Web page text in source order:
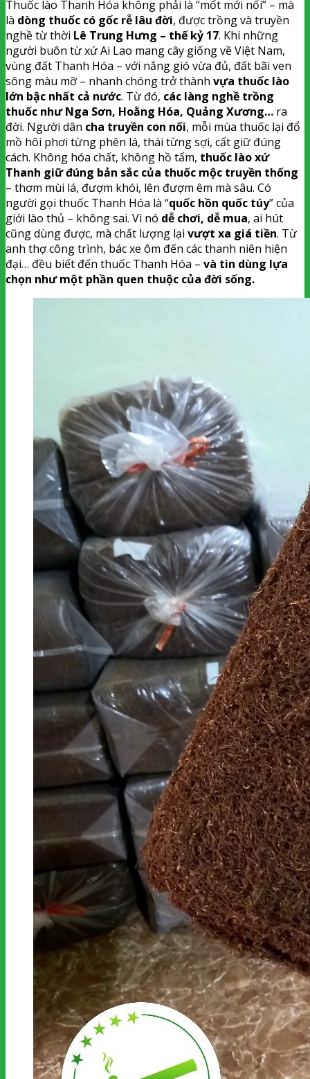
Thuốc lào Thanh Hóa không phải là “mốt mới nổi” – mà
là dòng thuốc có gốc rễ lâu đời, được trồng và truyền
nghề từ thời Lê Trung Hưng – thế kỷ 17. Khi những
người buôn từ xứ Ai Lao mang cây giống về Việt Nam,
vùng đất Thanh Hóa – với nắng gió vừa đủ, đất bãi ven
sông màu mỡ – nhanh chóng trở thành vựa thuốc lào
lớn bậc nhất cả nước. Từ đó, các làng nghề trồng
thuốc như Nga Sơn, Hoằng Hóa, Quảng Xương… ra
đời. Người dân cha truyền con nối, mỗi mùa thuốc lại đổ
mồ hôi phơi từng phên lá, thái từng sợi, cất giữ đúng
cách. Không hóa chất, không hồ tẩm, thuốc lào xứ
Thanh giữ đúng bản sắc của thuốc mộc truyền thống
– thơm mùi lá, đượm khói, lên đượm êm mà sâu. Có
người gọi thuốc Thanh Hóa là “quốc hồn quốc túy” của
giới lào thủ – không sai. Vì nó dễ chơi, dễ mua, ai hút
cũng dùng được, mà chất lượng lại vượt xa giá tiền. Từ
anh thợ công trình, bác xe ôm đến các thanh niên hiện
đại… đều biết đến thuốc Thanh Hóa – và tin dùng lựa
chọn như một phần quen thuộc của đời sống.